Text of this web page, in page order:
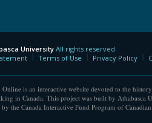
University
University All rights reserved.
Terms of Use Privacy Policy
Online is an interactive website devoted to the
in Canada. This project was built by Athabasca
the Canada Interactive Fund Program of